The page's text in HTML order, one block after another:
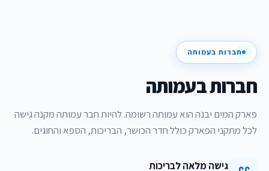
חברות בעמותה
חברות בעמותה
פארק המים יבנה הוא עמותה רשומה. להיות חבר עמותה מקנה גישה
לכל מתקני הפארק כולל חדר הכושר, הבריכות, הספא והחוגים.
גישה מלאה לבריכות